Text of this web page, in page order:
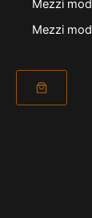
Mezzi
Mezzi